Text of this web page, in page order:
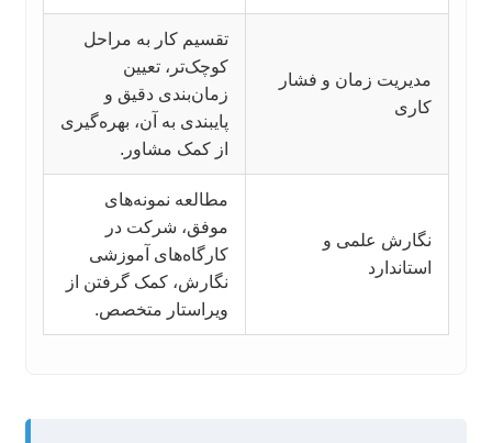
مدیریت زمان و فشار
کاری
تقسیم کار به مراحل
کوچک‌تر، تعیین
زمان‌بندی دقیق و
پایبندی به آن، بهره‌گیری
از کمک مشاور.
نگارش علمی و
استاندارد
مطالعه نمونه‌های
موفق، شرکت در
کارگاه‌های آموزشی
نگارش، کمک گرفتن از
ویراستار متخصص.